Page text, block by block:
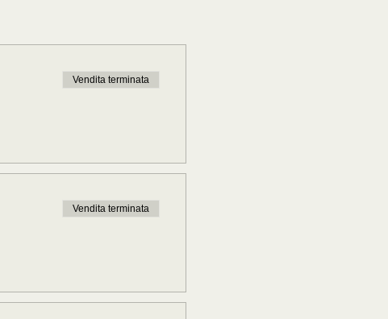
Vendita terminata
Vendita terminata